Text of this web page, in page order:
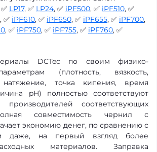
LP17, ✅ LP24, ✅ iPF500, ✅ iPF510, ✅
, ✅ iPF610, ✅ iPF650, ✅ iPF655, ✅ iPF700,
, ✅ iPF750, ✅ iPF755, ✅ iPF760, ✅
DCTec по своим физико-
(плотность, вязкость,
натяжение, точка кипения, время
pH) полностью соответствуют
производителей соответствующих
совместимость чернил с
экономию денег, по сравнению с
даже, на первый взгляд более
материалов. Заправка